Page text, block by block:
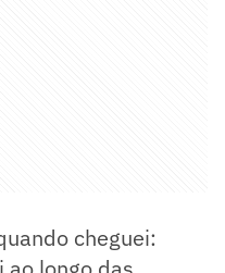
cheguei: